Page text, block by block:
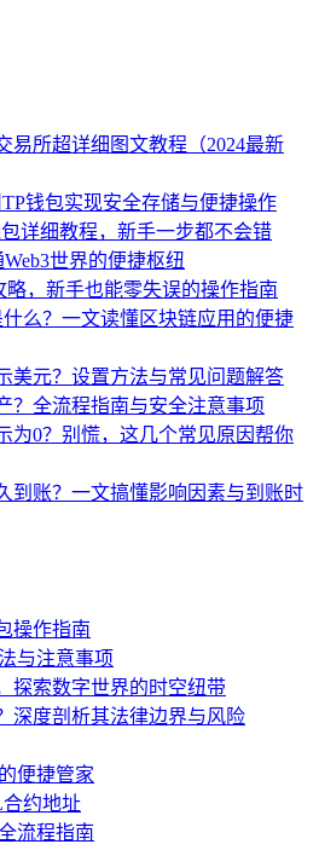
易所超详细图文教程（2024最新
钱包实现安全存储与便捷操作
详细教程，新手一步都不会错
世界的便捷枢纽
略，新手也能零失误的操作指南
么？一文读懂区块链应用的便捷
美元？设置方法与常见问题解答
？全流程指南与安全注意事项
为0？别慌，这几个常见原因帮你
到账？一文搞懂影响因素与到账时
操作指南
与注意事项
探索数字世界的时空纽带
深度剖析其法律边界与风险
便捷管家
约地址
流程指南